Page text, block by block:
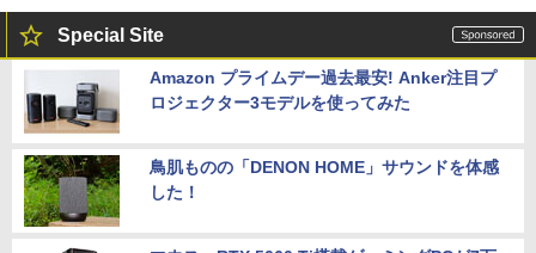
Special Site
Amazon プライムデー過去最安! Anker注目プ
ロジェクター3モデルを使ってみた
鳥肌ものの「DENON HOME」サウンドを体感
した！